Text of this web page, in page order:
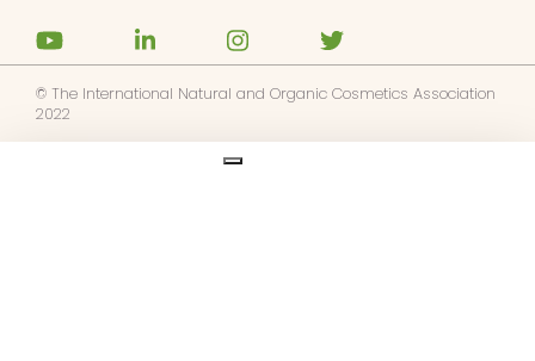
© The International Natural and Organic Cosmetics Association
2022